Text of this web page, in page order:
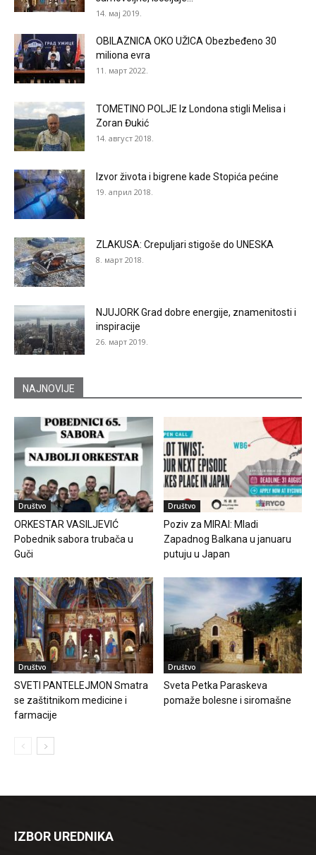
14. мај 2019.
OBILAZNICA OKO UŽICA Obezbeđeno 30
miliona evra
11. март 2022.
TOMETINO POLJE Iz Londona stigli Melisa i
Zoran Đukić
14. август 2018.
Izvor života i bigrene kade Stopića pećine
19. април 2018.
ZLAKUSA: Crepuljari stigoše do UNESKA
8. март 2018.
NJUJORK Grad dobre energije, znamenitosti i
inspiracije
26. март 2019.
NAJNOVIJE
Društvo
ORKESTAR VASILJEVIĆ
Pobednik sabora trubača u
Guči
Društvo
Poziv za MIRAI: Mladi
Zapadnog Balkana u januaru
putuju u Japan
Društvo
SVETI PANTELEJMON Smatra
se zaštitnikom medicine i
farmacije
Društvo
Sveta Petka Paraskeva
pomaže bolesne i siromašne
IZBOR UREDNIKA